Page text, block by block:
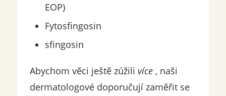
EOP)
Fytosfingosin
sfingosin
Abychom věci ještě zúžili více, naši
dermatologové doporučují zaměřit se